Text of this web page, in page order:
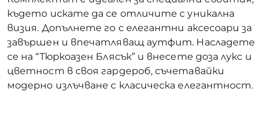
където искате да се отличите с уникална
визия. Допълнете го с елегантни аксесоари за
завършен и впечатляващ аутфит. Насладете
се на “Тюркоазен Блясък” и внесете доза лукс и
цветност в своя гардероб, съчетавайки
модерно излъчване с класическа елегантност.